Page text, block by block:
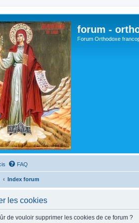
forum -
Forum Orthodoxe
FAQ
Index forum
les cookies
de vouloir supprimer les cookies de ce forum ?